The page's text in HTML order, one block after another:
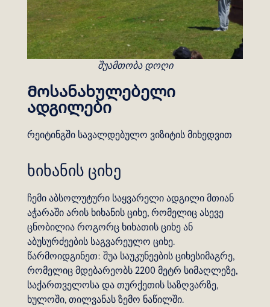
შუამთობა დოღი
Მოსანახულებელი
ადგილები
რეიტინგში სავალდებულო ვიზიტის მიხედვით
ხიხანის ციხე
ჩემი აბსოლუტური საყვარელი ადგილი მთიან
აჭარაში არის ხიხანის ციხე, რომელიც ასევე
ცნობილია როგორც ხიხათის ციხე ან
აბუსურძეების საგვარეულო ციხე.
წარმოიდგინეთ: შუა საუკუნეების ციხესიმაგრე,
რომელიც მდებარეობს 2200 მეტრ სიმაღლეზე,
საქართველოსა და თურქეთის საზღვარზე,
ხულოში, თილვანას ზემო ნაწილში.